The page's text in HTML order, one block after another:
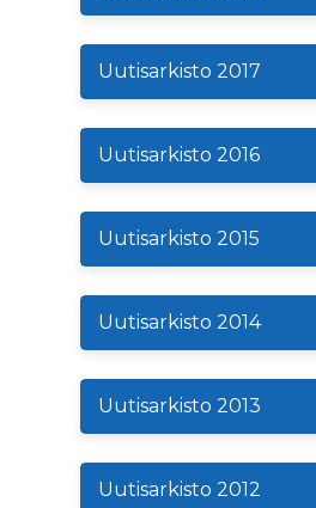
Uutisarkisto 2017
Uutisarkisto 2016
Uutisarkisto 2015
Uutisarkisto 2014
Uutisarkisto 2013
Uutisarkisto 2012